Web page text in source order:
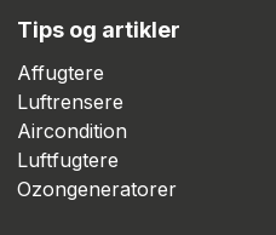
Tips og artikler
Affugtere
Luftrensere
Aircondition
Luftfugtere
Ozongeneratorer